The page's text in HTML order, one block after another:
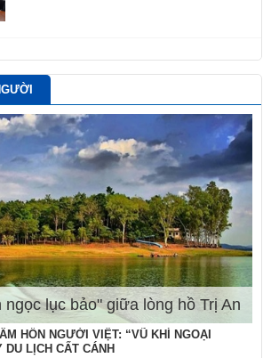
lục bảo" giữa lòng hồ Trị An
HỒN NGƯỜI VIỆT: “VŨ KHÍ NGOẠI
DU LỊCH CẤT CÁNH